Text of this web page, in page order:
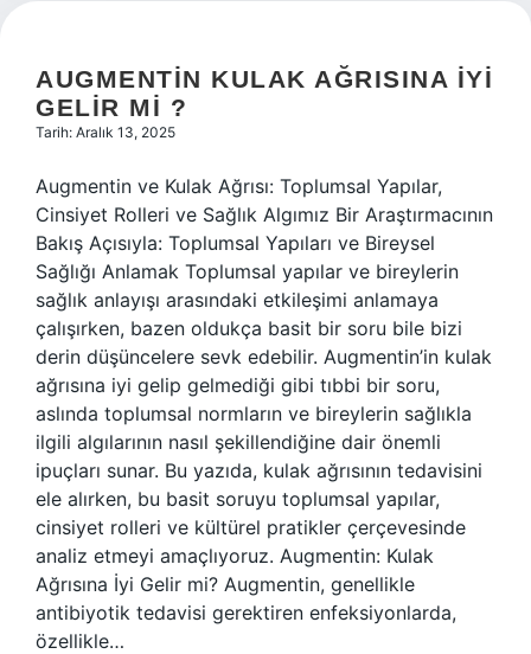
AUGMENTIN KULAK AĞRISINA IYI
GELIR MI ?
Tarih: Aralık 13, 2025
Augmentin ve Kulak Ağrısı: Toplumsal Yapılar,
Cinsiyet Rolleri ve Sağlık Algımız Bir Araştırmacının
Bakış Açısıyla: Toplumsal Yapıları ve Bireysel
Sağlığı Anlamak Toplumsal yapılar ve bireylerin
sağlık anlayışı arasındaki etkileşimi anlamaya
çalışırken, bazen oldukça basit bir soru bile bizi
derin düşüncelere sevk edebilir. Augmentin’in kulak
ağrısına iyi gelip gelmediği gibi tıbbi bir soru,
aslında toplumsal normların ve bireylerin sağlıkla
ilgili algılarının nasıl şekillendiğine dair önemli
ipuçları sunar. Bu yazıda, kulak ağrısının tedavisini
ele alırken, bu basit soruyu toplumsal yapılar,
cinsiyet rolleri ve kültürel pratikler çerçevesinde
analiz etmeyi amaçlıyoruz. Augmentin: Kulak
Ağrısına İyi Gelir mi? Augmentin, genellikle
antibiyotik tedavisi gerektiren enfeksiyonlarda,
özellikle…